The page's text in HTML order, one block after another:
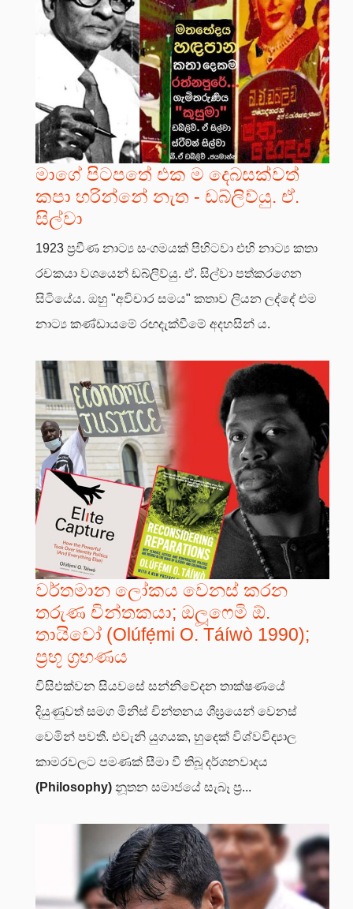
මාගේ පිටපතේ එක ම දෙබසක්වත්
කපා හරින්නේ නැත - ඩබ්ලිව්යු. ඒ.
සිල්වා
1923 ප්‍රවීණ නාට්‍ය සංගමයක් පිහිටවා එහි නාට්‍ය කතා
රචකයා වශයෙන් ඩබ්ලිව්යු. ඒ. සිල්වා පත්කරගෙන
සිටියේය. ඔහු "අවිචාර සමය" කතාව ලියන ලද්දේ එම
නාට්‍ය කණ්ඩායමේ රඟදැක්වීමේ අදහසින් ය.
වර්තමාන ලෝකය වෙනස් කරන
තරුණ චින්තකයා; ඔලූෆෙමි ඕ.
තායිවෝ (Olúfẹ́mi O. Táíwò 1990);
ප්‍රභූ ග්‍රහණය
විසිඑක්වන සියවසේ සන්නිවේදන තාක්ෂණයේ
දියුණුවත් සමග මිනිස් චින්තනය ශීඝ්‍රයෙන් වෙනස්
වෙමින් පවතී. එවැනි යුගයක, හුදෙක් විශ්වවිද්‍යාල
කාමරවලට පමණක් සීමා වී තිබූ දර්ශනවාදය
(Philosophy) නූතන සමාජයේ සැබෑ ප්‍ර...